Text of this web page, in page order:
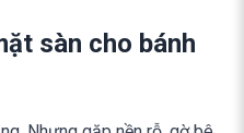
sàn cho bánh